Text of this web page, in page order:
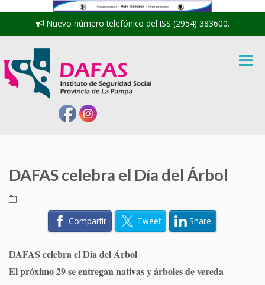
Nuevo número telefónico del ISS (2954) 383600.
DAFAS celebra el Día del Árbol
Compartir Tweet Share
DAFAS celebra el Día del Árbol
El próximo 29 se entregan nativas y árboles de vereda